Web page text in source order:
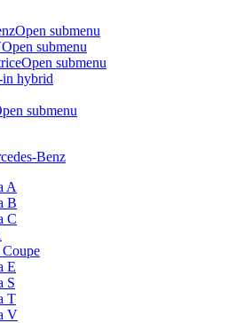
Open submenu
Open submenu
Open submenu
in hybrid
submenu
Benz
A
B
C
E
S
T
V